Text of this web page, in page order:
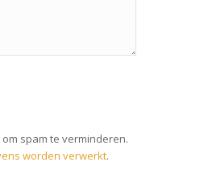
spam te verminderen.
worden verwerkt.